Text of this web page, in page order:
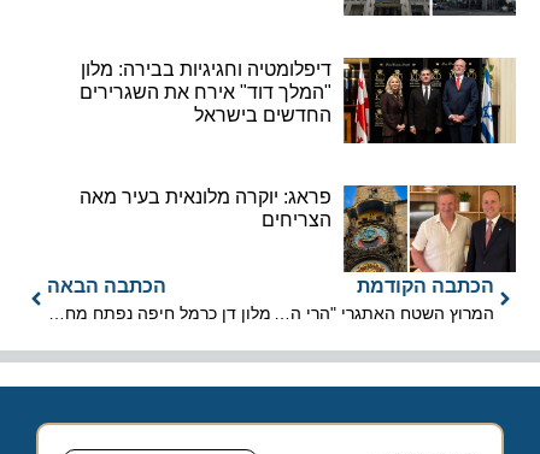
דיפלומטיה וחגיגיות בבירה: מלון
"המלך דוד" אירח את השגרירים
החדשים בישראל
פראג: יוקרה מלונאית בעיר מאה
הצריחים
הכתבה הקודמת הכתבה הבאה